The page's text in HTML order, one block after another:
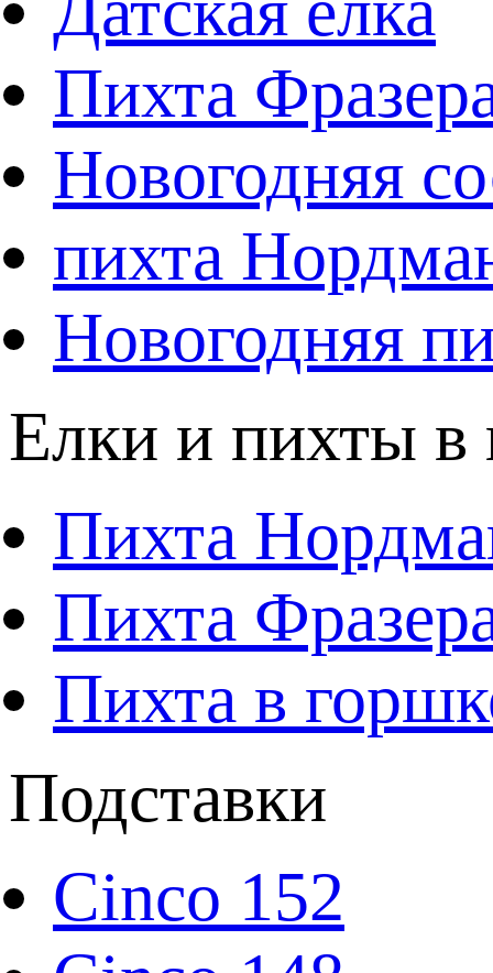
Пихта
Новогодняя
пихта
Новогодняя
Елки и пихты в
Пихта
Пихта
Пихта в
Подставки
Cinco 152